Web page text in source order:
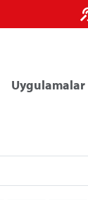
Uygulamalar